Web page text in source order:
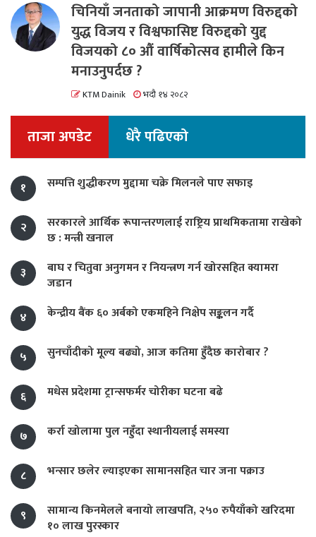
चिनियाँ जनताको जापानी आक्रमण विरुद्दको
युद्ध विजय र विश्वफासिष्ट विरुद्दको युद्द
विजयको ८० औं वार्षिकोत्सव हामीले किन
मनाउनुपर्दछ ?
KTM Dainik भदौ १४ २०८२
ताजा अपडेट धेरै पढिएको
१ सम्पत्ति शुद्धीकरण मुद्दामा चक्रे मिलनले पाए सफाइ
२
सरकारले आर्थिक रूपान्तरणलाई राष्ट्रिय प्राथमिकतामा राखेको
छ : मन्त्री खनाल
३
बाघ र चितुवा अनुगमन र नियन्त्रण गर्न खोरसहित क्यामरा
जडान
४
केन्द्रीय बैंक ६० अर्बको एकमहिने निक्षेप सङ्कलन गर्दै
५ सुनचाँदीको मूल्य बढ्यो, आज कतिमा हुँदैछ कारोबार ?
६ मधेस प्रदेशमा ट्रान्सफर्मर चोरीका घटना बढे
७ कर्रा खोलामा पुल नहुँदा स्थानीयलाई समस्या
८ भन्सार छलेर ल्याइएका सामानसहित चार जना पक्राउ
९
सामान्य किनमेलले बनायो लाखपति, २५० रुपैयाँको खरिदमा
१० लाख पुरस्कार